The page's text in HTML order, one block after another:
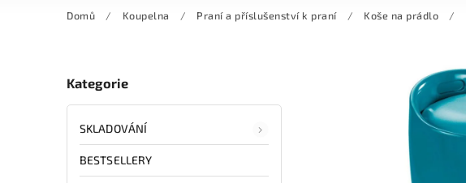
Domů / Koupelna / Praní a příslušenství k praní / Koše na prádlo /
Kategorie
SKLADOVÁNÍ
BESTSELLERY